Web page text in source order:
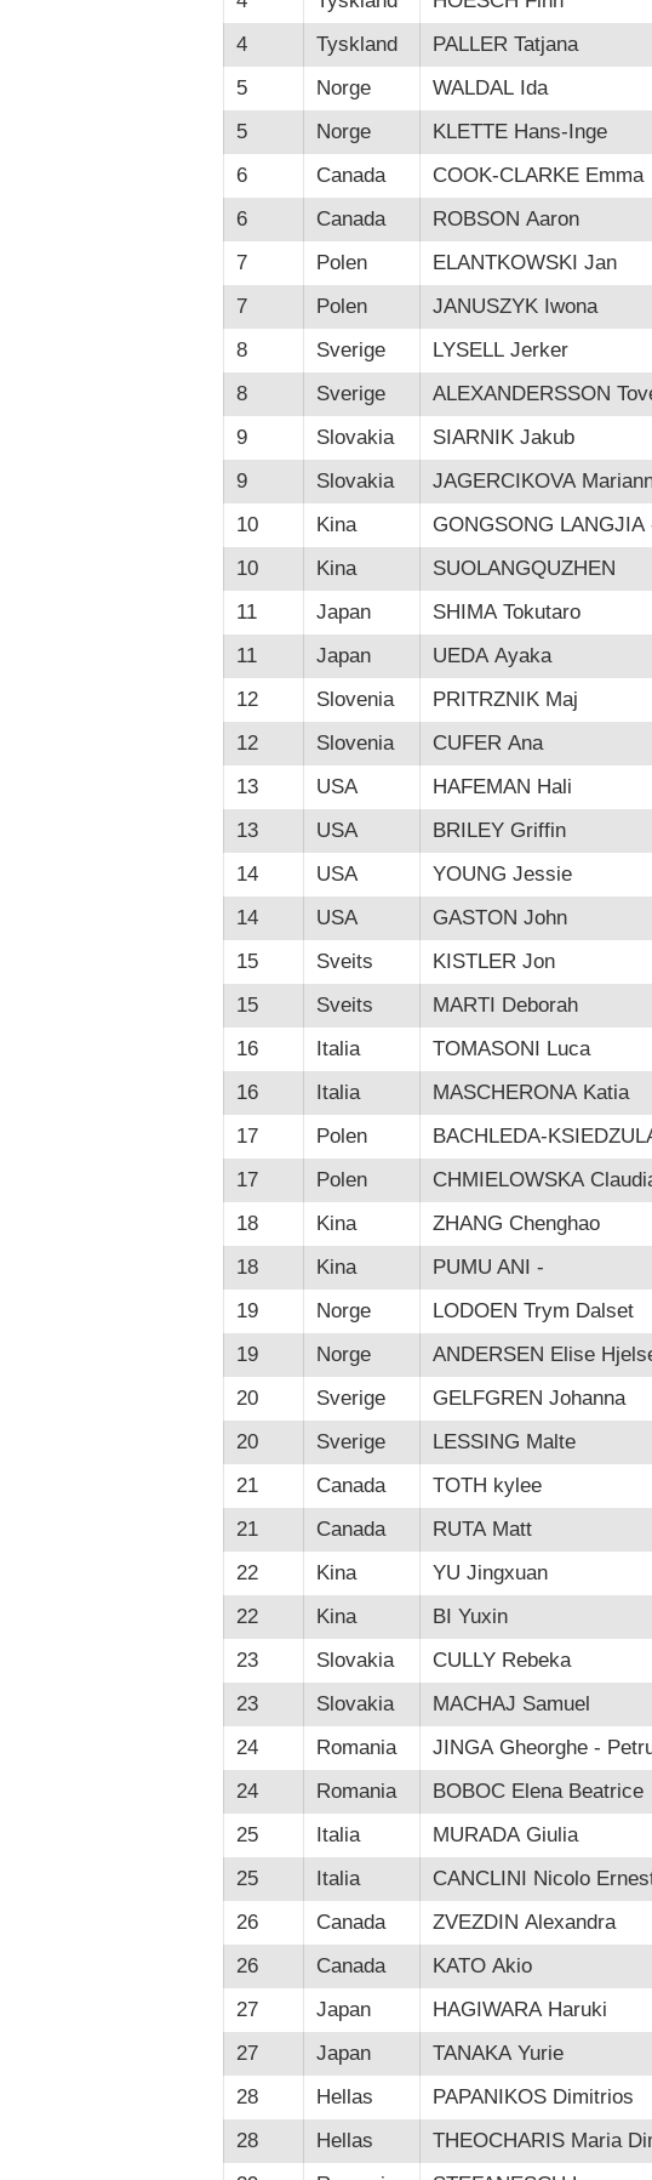
4
Tyskland PALLER Tatjana
5
Norge WALDAL Ida
5
Norge KLETTE Hans-Inge
6
Canada COOK-CLARKE Emma
6
Canada ROBSON Aaron
7
Polen ELANTKOWSKI Jan
7
Polen JANUSZYK Iwona
8
Sverige LYSELL Jerker
8
Sverige ALEXANDERSSON
9
Slovakia SIARNIK Jakub
9
Slovakia JAGERCIKOVA
10
Kina GONGSONG LANGJIA
10
Kina SUOLANGQUZHEN
11
Japan SHIMA Tokutaro
11
Japan UEDA Ayaka
12
Slovenia PRITRZNIK Maj
12
Slovenia CUFER Ana
13
USA HAFEMAN Hali
13
USA BRILEY Griffin
14
USA YOUNG Jessie
14
USA GASTON John
15
Sveits KISTLER Jon
15
Sveits MARTI Deborah
16
Italia TOMASONI Luca
16
Italia MASCHERONA Katia
17
Polen BACHLEDA-
17
Polen CHMIELOWSKA
18
Kina ZHANG Chenghao
18
Kina PUMU ANI -
19
Norge LODOEN Trym Dalset
19
Norge ANDERSEN Elise
20
Sverige GELFGREN Johanna
20
Sverige LESSING Malte
21
Canada TOTH kylee
21
Canada RUTA Matt
22
Kina YU Jingxuan
22
Kina BI Yuxin
23
Slovakia CULLY Rebeka
23
Slovakia MACHAJ Samuel
24
Romania JINGA Gheorghe -
24
Romania BOBOC Elena Beatrice
25
Italia MURADA Giulia
25
Italia CANCLINI Nicolo
26
Canada ZVEZDIN Alexandra
26
Canada KATO Akio
27
Japan HAGIWARA Haruki
27
Japan TANAKA Yurie
28
Hellas PAPANIKOS Dimitrios
28
Hellas THEOCHARIS Maria